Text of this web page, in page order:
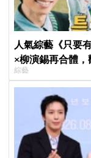
人氣綜藝《只要
×柳演錫再合體
XD
綜藝